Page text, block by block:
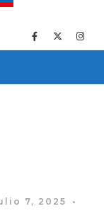
7, 2025
•